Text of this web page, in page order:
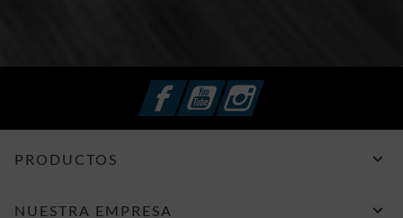
FacebookYouTubeInstagram
PRODUCTOS 
NUESTRA EMPRESA 